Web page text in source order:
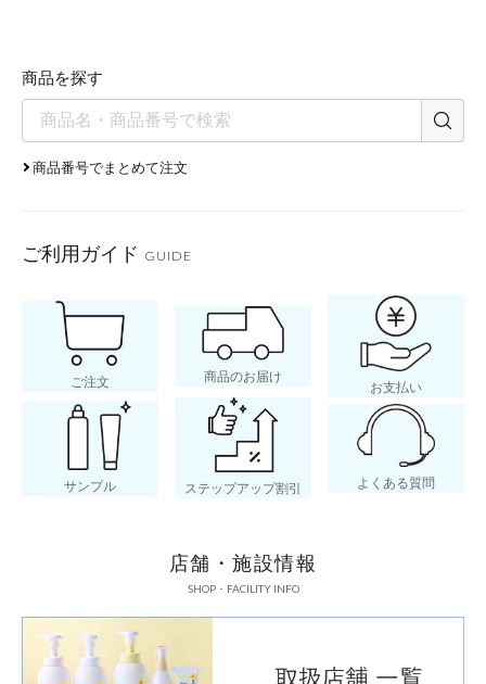
乾
商品を探す
商品番号でまとめて注文
ご利用ガイド GUIDE
ご注文 商品のお届け
お支払い
サンプル ステップアップ割引 よくある質問
店舗・施設情報
SHOP・FACILITY INFO